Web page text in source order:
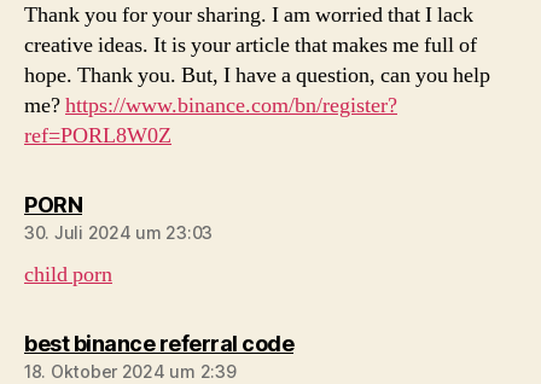
Thank you for your sharing. I am worried that I lack
creative ideas. It is your article that makes me full of
hope. Thank you. But, I have a question, can you help
me?https://www.binance.com/bn/register?
ref=PORL8W0Z
PORNsagt:
30. Juli 2024 um 23:03
child porn
best binance referral codesagt:
18. Oktober 2024 um 2:39